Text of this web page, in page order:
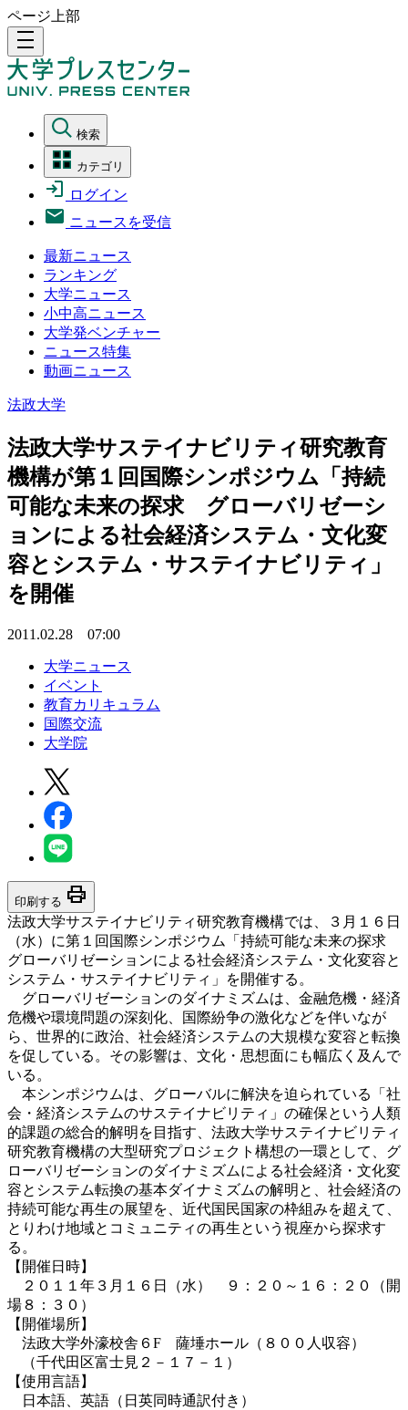
ページ上部
density_medium
検索
カテゴリ
ログイン
ニュースを受信
最新ニュース
ランキング
大学ニュース
小中高ニュース
大学発ベンチャー
ニュース特集
動画ニュース
法政大学
法政大学サステイナビリティ研究教育
機構が第１回国際シンポジウム「持続
可能な未来の探求 グローバリゼーシ
ョンによる社会経済システム・文化変
容とシステム・サステイナビリティ」
を開催
2011.02.28 07:00
大学ニュース
イベント
教育カリキュラム
国際交流
大学院
印刷する print
法政大学サステイナビリティ研究教育機構では、３月１６日
（水）に第１回国際シンポジウム「持続可能な未来の探求
グローバリゼーションによる社会経済システム・文化変容と
システム・サステイナビリティ」を開催する。
グローバリゼーションのダイナミズムは、金融危機・経済
危機や環境問題の深刻化、国際紛争の激化などを伴いなが
ら、世界的に政治、社会経済システムの大規模な変容と転換
を促している。その影響は、文化・思想面にも幅広く及んで
いる。
本シンポジウムは、グローバルに解決を迫られている「社
会・経済システムのサステイナビリティ」の確保という人類
的課題の総合的解明を目指す、法政大学サステイナビリティ
研究教育機構の大型研究プロジェクト構想の一環として、グ
ローバリゼーションのダイナミズムによる社会経済・文化変
容とシステム転換の基本ダイナミズムの解明と、社会経済の
持続可能な再生の展望を、近代国民国家の枠組みを超えて、
とりわけ地域とコミュニティの再生という視座から探求す
る。
【開催日時】
２０１１年３月１６日（水） ９：２０～１６：２０（開
場８：３０）
【開催場所】
法政大学外濠校舎６F 薩埵ホール（８００人収容）
（千代田区富士見２－１７－１）
【使用言語】
日本語、英語（日英同時通訳付き）